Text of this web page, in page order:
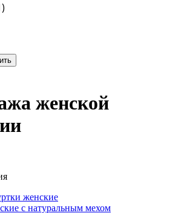
)
женской
женские
с натуральным мехом